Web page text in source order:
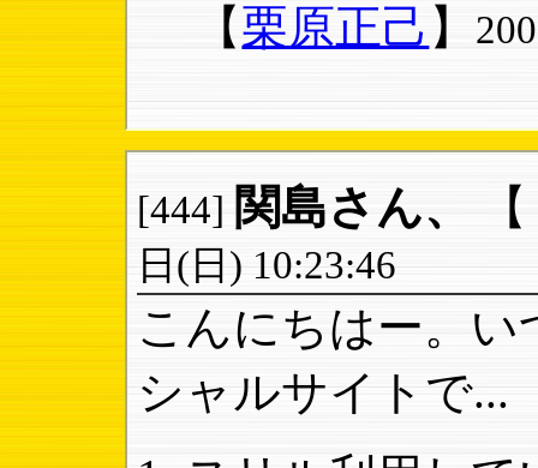
【栗原正己 】
[444] 関島さん、
日(日) 10:23:46
こんにちはー。
シャルサイトで...